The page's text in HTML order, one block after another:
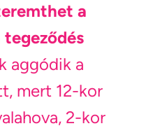
a
tegeződés
aggódik a
mert 12-kor
2-kor